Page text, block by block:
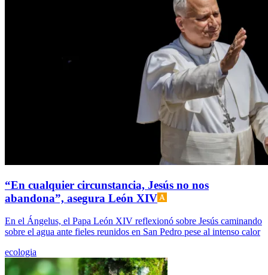
“En cualquier circunstancia, Jesús no nos
abandona”, asegura León XIV
En el Ángelus, el Papa León XIV reflexionó sobre Jesús caminando
sobre el agua ante fieles reunidos en San Pedro pese al intenso calor
ecologia